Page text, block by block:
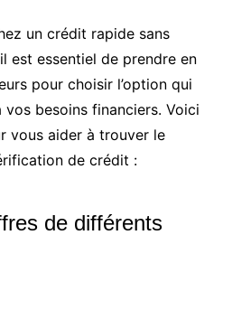
un crédit rapide sans
est essentiel de prendre en
pour choisir l’option qui
besoins financiers. Voici
vous aider à trouver le
de crédit :
de différents